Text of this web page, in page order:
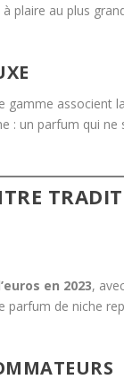
plaire au plus
gamme associent
: un parfum qui
en 2023,
parfum de niche